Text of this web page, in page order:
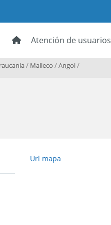
Atención de usuarios
/ Malleco /Angol/
Url mapa